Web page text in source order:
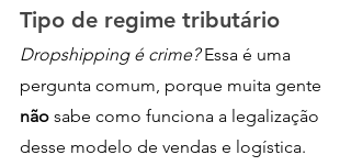
Tipo de regime tributário
Dropshipping é crime? Essa é uma
pergunta comum, porque muita gente
não sabe como funciona a legalização
desse modelo de vendas e logística.